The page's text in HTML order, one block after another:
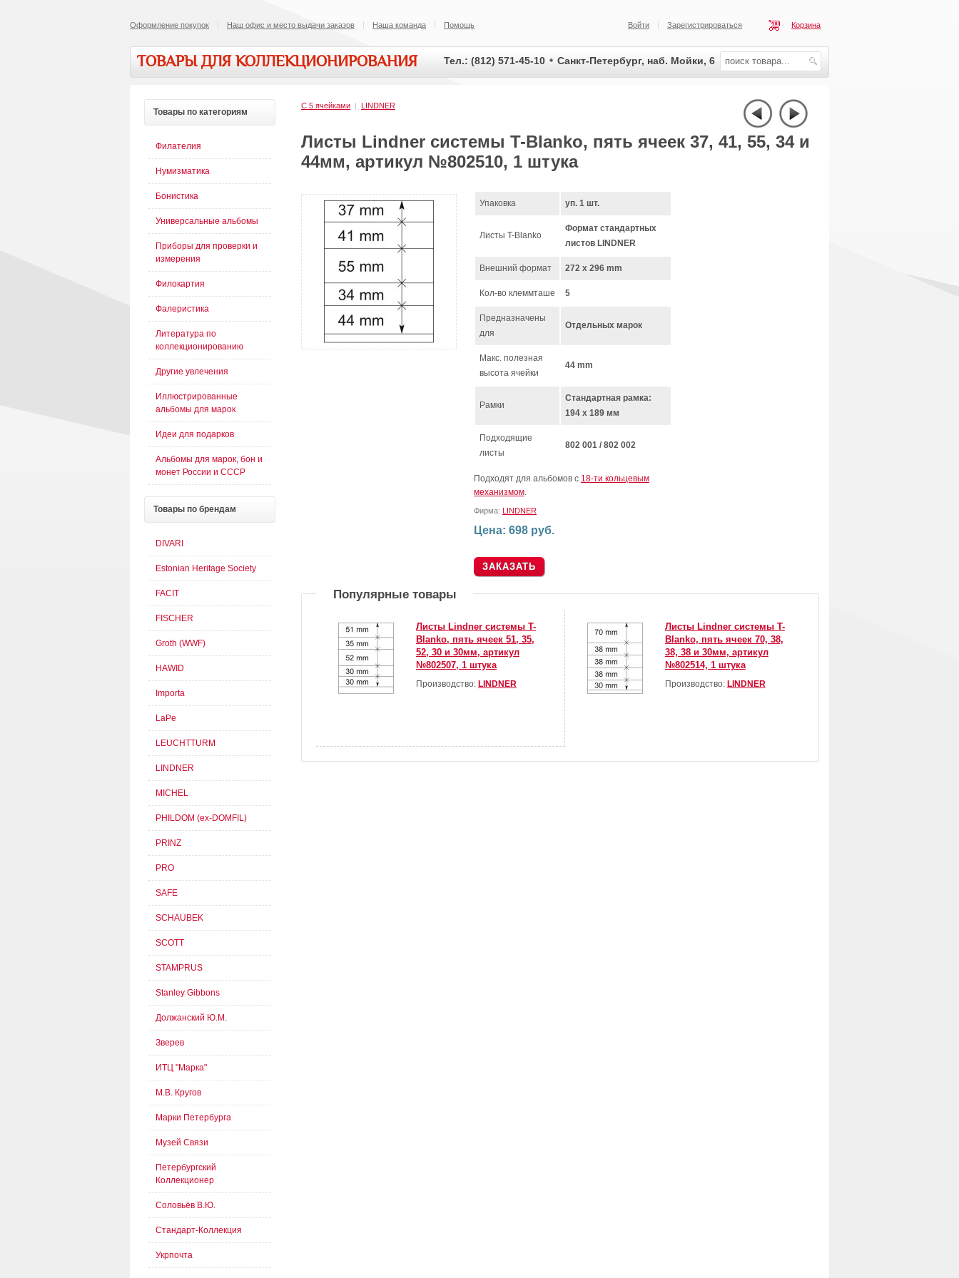
Оформление покупок Наш офис и место выдачи заказов Наша команда Помощь Корзина
Зарегистрироваться
Войти
ТОВАРЫ ДЛЯ КОЛЛЕКЦИОНИРОВАНИЯ Тел.: (812) 571-45-10 Санкт-Петербург, наб. Мойки, 6
С 5 ячейками | LINDNER
Листы Lindner системы T-Blanko, пять ячеек 37, 41, 55, 34 и
44мм, артикул №802510, 1 штука
Упаковка уп. 1 шт.
Листы T-Blanko
Формат стандартных
листов LINDNER
Внешний формат 272 x 296 mm
Кол-во клеммташе 5
Предназначены
для
Отдельных марок
Макс. полезная
высота ячейки
44 mm
Рамки
Стандартная рамка:
194 x 189 мм
Подходящие
листы
802 001 / 802 002
Подходят для альбомов с 18-ти кольцевым
механизмом.
Фирма: LINDNER
Цена: 698 руб.
Популярные товары
Листы Lindner системы T-
Blanko, пять ячеек 51, 35,
52, 30 и 30мм, артикул
№802507, 1 штука
Производство: LINDNER
Листы Lindner системы T-
Blanko, пять ячеек 70, 38,
38, 38 и 30мм, артикул
№802514, 1 штука
Производство: LINDNER
Товары по категориям
Филателия
Нумизматика
Бонистика
Универсальные альбомы
Приборы для проверки и
измерения
Филокартия
Фалеристика
Литература по
коллекционированию
Другие увлечения
Иллюстрированные
альбомы для марок
Идеи для подарков
Альбомы для марок, бон и
монет России и СССР
Товары по брендам
DIVARI
Estonian Heritage Society
FACIT
FISCHER
Groth (WWF)
HAWID
Importa
LaPe
LEUCHTTURM
LINDNER
MICHEL
PHILDOM (ex-DOMFIL)
PRINZ
PRO
SAFE
SCHAUBEK
SCOTT
STAMPRUS
Stanley Gibbons
Должанский Ю.М.
Зверев
ИТЦ "Марка"
М.В. Кругов
Марки Петербурга
Музей Связи
Петербургский
Коллекционер
Соловьёв В.Ю.
Стандарт-Коллекция
Укрпочта